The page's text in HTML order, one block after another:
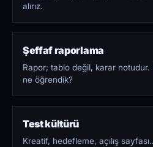
alırız.
Şeffaf raporlama
Rapor; tablo değil, karar notudur.
ne öğrendik?
Test kültürü
Kreatif, hedefleme, açılış